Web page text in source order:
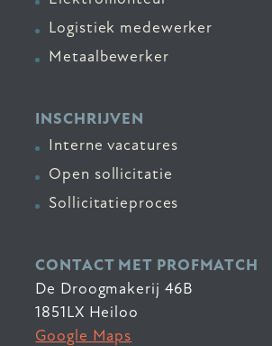
Logistiek medewerker
Metaalbewerker
INSCHRIJVEN
Interne vacatures
Open sollicitatie
Sollicitatieproces
CONTACT MET PROFMATCH
De Droogmakerij 46B
1851LX Heiloo
Google Maps